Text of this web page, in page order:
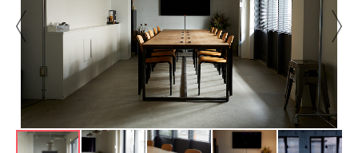
どんなに些細な質問でも構いません。
少しでも気になることがございましたら
お気軽にご連絡下さい。